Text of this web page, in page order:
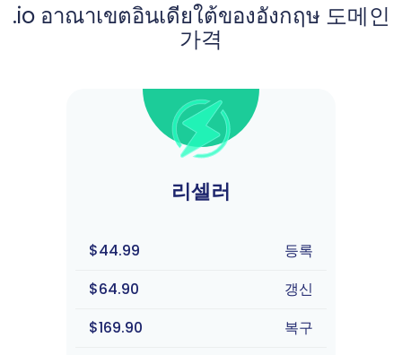
.io อาณาเขตอินเดียใต้ของอังกฤษ 도메인
가격
리셀러
$44.99
등록
$64.90
갱신
$169.90
복구